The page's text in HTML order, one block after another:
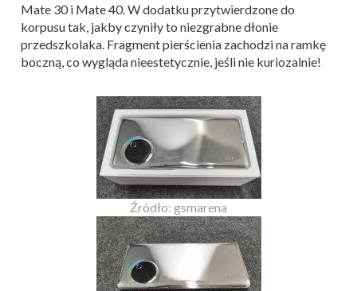
Mate 30 i Mate 40. W dodatku przytwierdzone do
korpusu tak, jakby czyniły to niezgrabne dłonie
przedszkolaka. Fragment pierścienia zachodzi na ramkę
boczną, co wygląda nieestetycznie, jeśli nie kuriozalnie!
Źródło: gsmarena